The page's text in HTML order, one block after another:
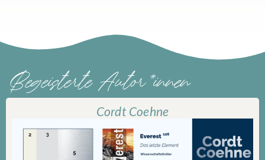
Begeisterte Autor*innen
Cordt Coehne